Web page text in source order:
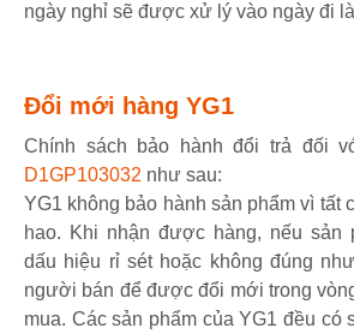
ngày nghỉ sẽ được xử lý vào ngày đi
Đổi mới hàng YG1
Chính sách bảo hành đổi trả đối
D1GP103032 như sau:
YG1 không bảo hành sản phẩm vì tất
hao. Khi nhận được hàng, nếu sản
dấu hiệu rỉ sét hoặc không đúng
người bán để được đổi mới trong
mua. Các sản phẩm của YG1 đều có